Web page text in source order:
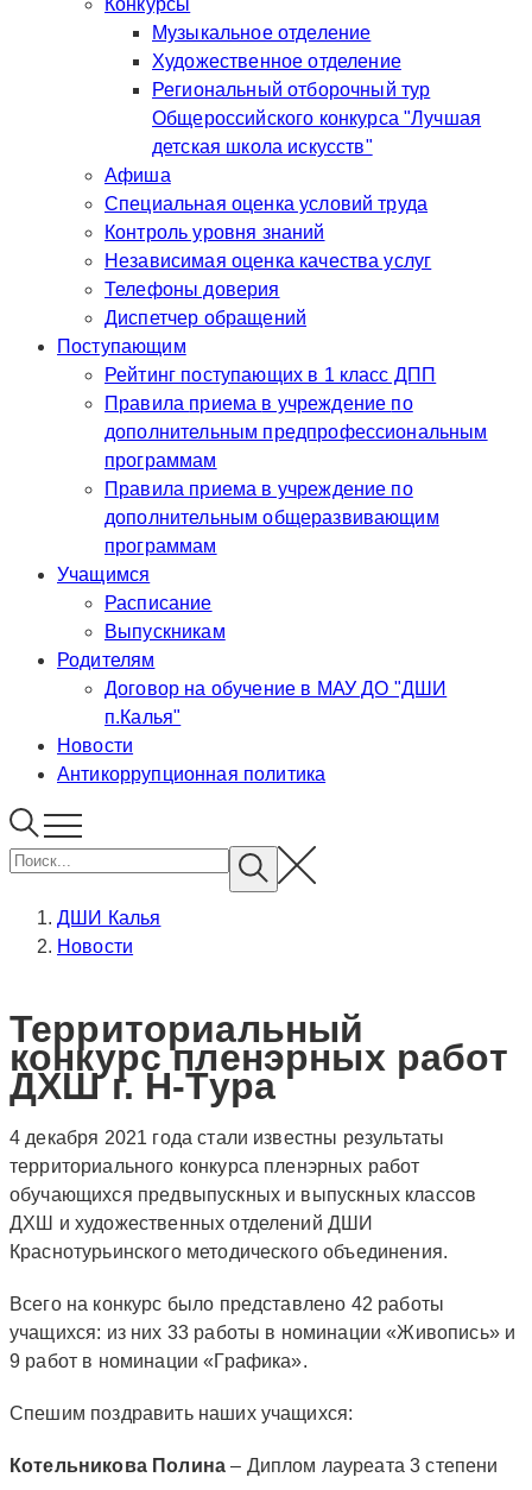
Конкурсы
Музыкальное отделение
Художественное отделение
Региональный отборочный тур
Общероссийского конкурса "Лучшая
детская школа искусств"
Афиша
Специальная оценка условий труда
Контроль уровня знаний
Независимая оценка качества услуг
Телефоны доверия
Диспетчер обращений
Поступающим
Рейтинг поступающих в 1 класс ДПП
Правила приема в учреждение по
дополнительным предпрофессиональным
программам
Правила приема в учреждение по
дополнительным общеразвивающим
программам
Учащимся
Расписание
Выпускникам
Родителям
Договор на обучение в МАУ ДО "ДШИ
п.Калья"
Новости
Антикоррупционная политика
ДШИ Калья
Новости
Территориальный
конкурс пленэрных работ
ДХШ г. Н-Тура
4 декабря 2021 года стали известны результаты
территориального конкурса пленэрных работ
обучающихся предвыпускных и выпускных классов
ДХШ и художественных отделений ДШИ
Краснотурьинского методического объединения.
Всего на конкурс было представлено 42 работы
учащихся: из них 33 работы в номинации «Живопись» и
9 работ в номинации «Графика».
Спешим поздравить наших учащихся:
Котельникова Полина – Диплом лауреата 3 степени